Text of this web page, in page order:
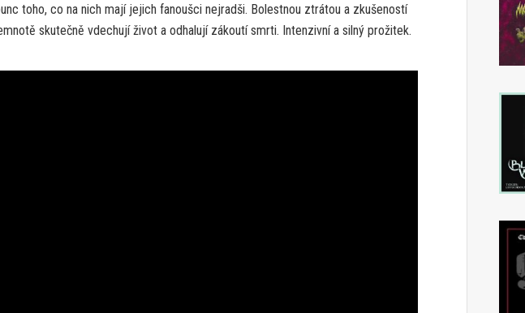
toho, co na nich mají jejich fanoušci nejradši. Bolestnou ztrátou a zkušeností
skutečně vdechují život a odhalují zákoutí smrti. Intenzivní a silný prožitek.